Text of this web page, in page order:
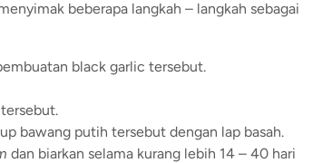
beberapa langkah – langkah sebagai
black garlic tersebut.
bawang putih tersebut dengan lap basah.
dan biarkan selama kurang lebih 14 – 40 hari